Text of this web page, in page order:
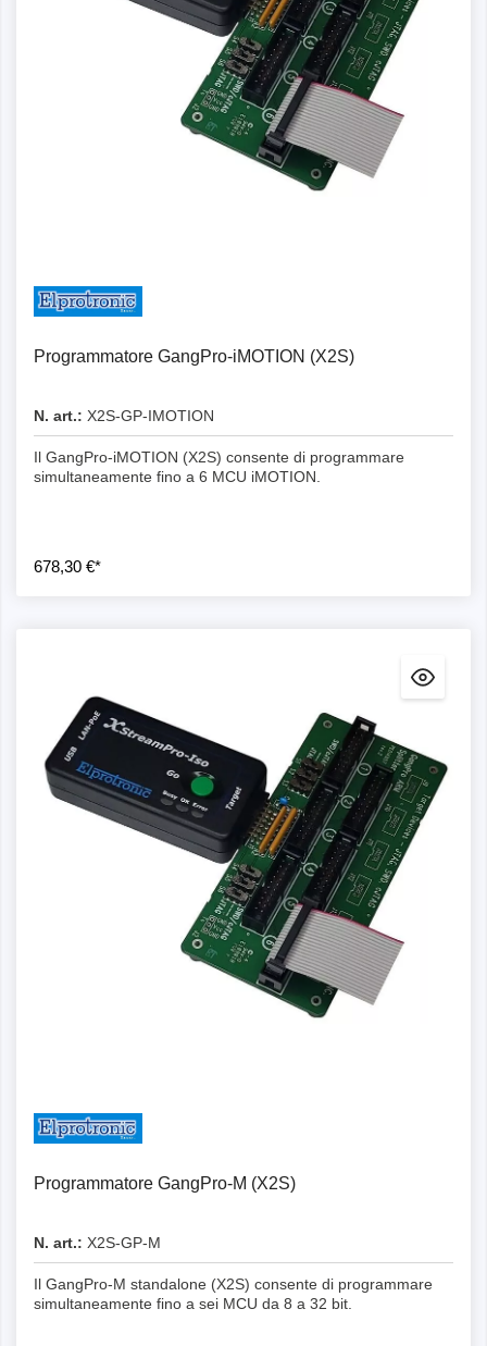
Programmatore GangPro-iMOTION (X2S)
N. art.: X2S-GP-IMOTION
Il GangPro-iMOTION (X2S) consente di programmare
simultaneamente fino a 6 MCU iMOTION.
678,30 €*
Programmatore GangPro-M (X2S)
N. art.: X2S-GP-M
Il GangPro-M standalone (X2S) consente di programmare
simultaneamente fino a sei MCU da 8 a 32 bit.